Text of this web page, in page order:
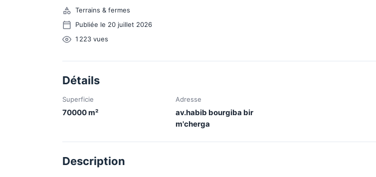
Terrains & fermes
Publiée le 20 juillet 2026
1 223vues
Détails
Superficie
70000m²
Adresse
av.habib bourgiba bir
m'cherga
Description